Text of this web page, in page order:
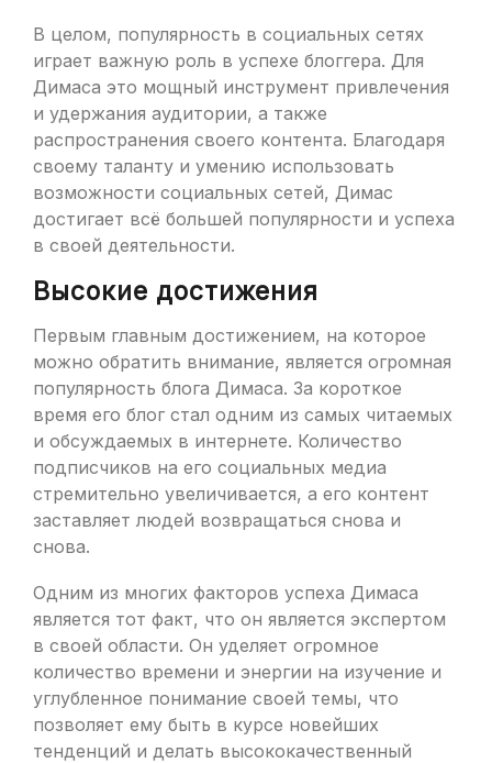
В целом, популярность в социальных сетях
играет важную роль в успехе блоггера. Для
Димаса это мощный инструмент привлечения
и удержания аудитории, а также
распространения своего контента. Благодаря
своему таланту и умению использовать
возможности социальных сетей, Димас
достигает всё большей популярности и успеха
в своей деятельности.
Высокие достижения
Первым главным достижением, на которое
можно обратить внимание, является огромная
популярность блога Димаса. За короткое
время его блог стал одним из самых читаемых
и обсуждаемых в интернете. Количество
подписчиков на его социальных медиа
стремительно увеличивается, а его контент
заставляет людей возвращаться снова и
снова.
Одним из многих факторов успеха Димаса
является тот факт, что он является экспертом
в своей области. Он уделяет огромное
количество времени и энергии на изучение и
углубленное понимание своей темы, что
позволяет ему быть в курсе новейших
тенденций и делать высококачественный